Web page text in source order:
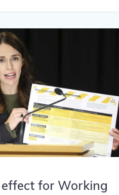
effect for Working